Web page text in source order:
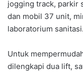
jogging track, parkir
dan mobil 37 unit,
laboratorium sanitasi.
Untuk
dilengkapi dua lift,